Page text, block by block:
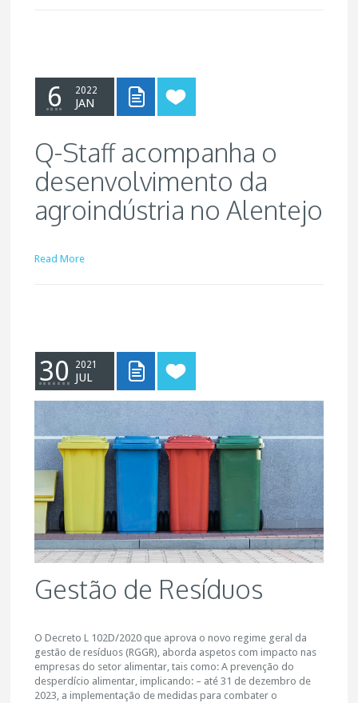
6 2022
JAN
Q-Staff acompanha o
desenvolvimento da
agroindústria no Alentejo
Read More
30 2021
JUL
Gestão de Resíduos
O Decreto L 102D/2020 que aprova o novo regime geral da
gestão de resíduos (RGGR), aborda aspetos com impacto nas
empresas do setor alimentar, tais como: A prevenção do
desperdício alimentar, implicando: – até 31 de dezembro de
2023, a implementação de medidas para combater o